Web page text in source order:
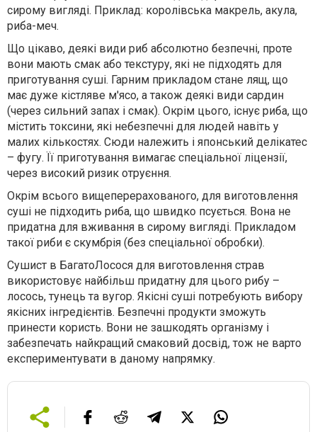
сирому вигляді. Приклад: королівська макрель, акула,
риба-меч.
Що цікаво, деякі види риб абсолютно безпечні, проте
вони мають смак або текстуру, які не підходять для
приготування суші. Гарним прикладом стане лящ, що
має дуже кістляве м'ясо, а також деякі види сардин
(через сильний запах і смак). Окрім цього, існує риба, що
містить токсини, які небезпечні для людей навіть у
малих кількостях. Сюди належить і японський делікатес
– фугу. Її приготування вимагає спеціальної ліцензії,
через високий ризик отруєння.
Окрім всього вищеперерахованого, для виготовлення
суші не підходить риба, що швидко псується. Вона не
придатна для вживання в сирому вигляді. Прикладом
такої риби є скумбрія (без спеціальної обробки).
Сушист в БагатоЛосося для виготовлення страв
використовує найбільш придатну для цього рибу –
лосось, тунець та вугор. Якісні суші потребують вибору
якісних інгредієнтів. Безпечні продукти зможуть
принести користь. Вони не зашкодять організму і
забезпечать найкращий смаковий досвід, тож не варто
експериментувати в даному напрямку.